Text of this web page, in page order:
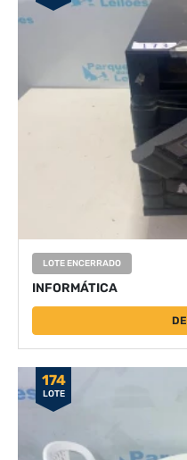
LOTE ENCERRADO
INFORMÁTICA
174
LOTE